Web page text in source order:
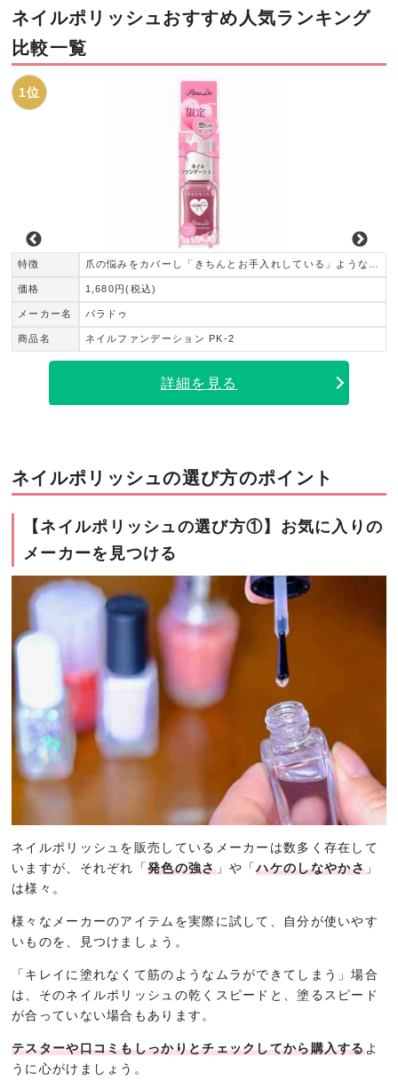
ネイルポリッシュおすすめ人気ランキング
比較一覧
1位
特徴
価格
メーカー名
商品名
1,680円(税込)
パラドゥ
ネイルファンデーション PK-2
詳細を見る
ネイルポリッシュの選び方のポイント
【ネイルポリッシュの選び方①】お気に入りの
メーカーを見つける
ネイルポリッシュを販売しているメーカーは数多く存在して
いますが、それぞれ「発色の強さ」や「ハケのしなやかさ」
は様々。
様々なメーカーのアイテムを実際に試して、自分が使いやす
いものを、見つけましょう。
「キレイに塗れなくて筋のようなムラができてしまう」場合
は、そのネイルポリッシュの乾くスピードと、塗るスピード
が合っていない場合もあります。
テスターや口コミもしっかりとチェックしてから購入するよ
うに心がけましょう。